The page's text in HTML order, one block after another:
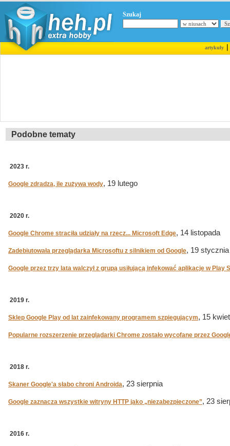
Szukaj
artykuły|
Podobne tematy
2023 r.
Google zdradza, ile zużywa wody, 19 lutego
2020 r.
Google Chrome straciła udziały na rzecz... Microsoft Edge, 14 listopada
Zadebiutowała przeglądarka Microsoftu z silnikiem od Google, 19 stycznia
Google przez trzy lata walczył z grupą usiłującą infekować aplikacje w Play
2019 r.
Sklep Google Play od lat zainfekowany programem szpiegującym, 15
Popularne rozszerzenie przeglądarki Chrome zostało wycofane przez
2018 r.
Skaner Google'a słabo chroni Androida, 23 sierpnia
Google zaznacza wszystkie witryny HTTP jako „niezabezpieczone”, 23
2016 r.